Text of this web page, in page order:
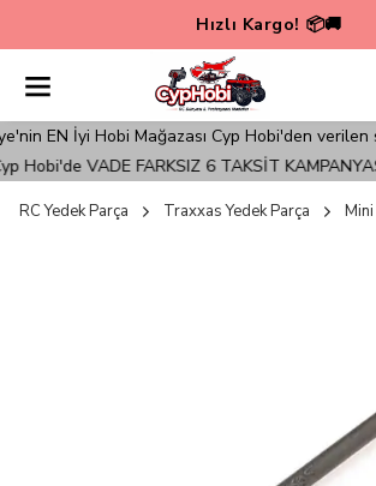
Hızlı Kargo! 📦🚚
EN İyi Hobi Mağazası Cyp Hobi'den verilen
Hobi'de VADE FARKSIZ 6 TAKSİT KAMPANYASI!
RC Yedek Parça Traxxas Yedek Parça